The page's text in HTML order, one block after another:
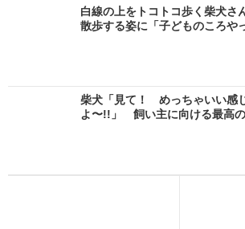
白線の上をトコトコ歩く柴犬
散歩する姿に「子どものころや
柴犬「見て！ めっちゃいい感
よ〜!!」 飼い主に向ける最高